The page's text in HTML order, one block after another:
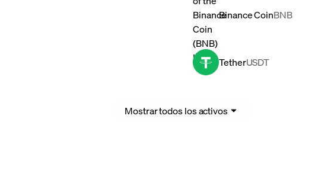
Binance CoinBNB
TetherUSDT
Mostrar todos los activos